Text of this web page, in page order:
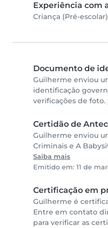
Experiência com
Criança (Pré-escolar)
Documento de
Guilherme enviou
identificação
verificações de foto.
Certidão de
Guilherme enviou
Criminais e A
Saiba mais
Emitido em: 11 de
Certificação em
Guilherme é
Entre em contato
para verificar as